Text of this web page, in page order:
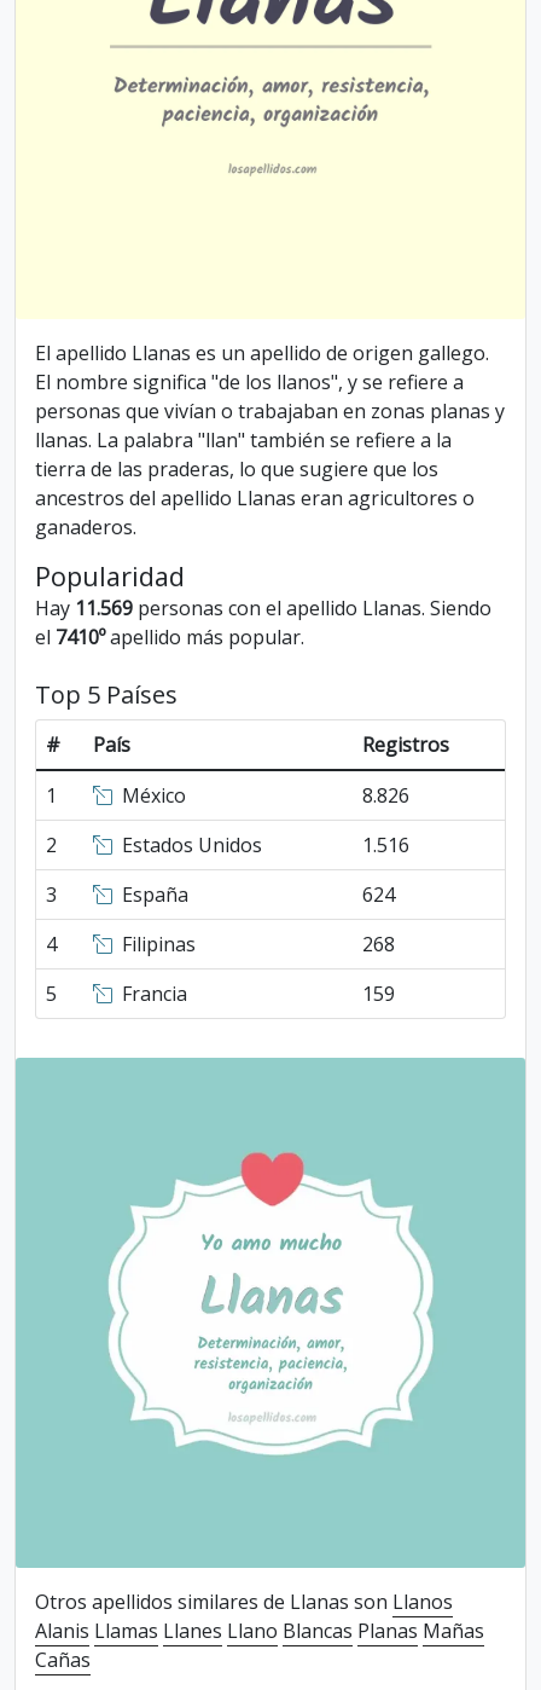
El apellido Llanas es un apellido de origen gallego.
El nombre significa "de los llanos", y se refiere a
personas que vivían o trabajaban en zonas planas y
llanas. La palabra "llan" también se refiere a la
tierra de las praderas, lo que sugiere que los
ancestros del apellido Llanas eran agricultores o
ganaderos.
Popularidad
Hay 11.569 personas con el apellido Llanas. Siendo
el 7410ºapellido más popular.
Top 5 Países
# País
Registros
1
México
8.826
2
Estados Unidos
1.516
3
España
624
4
Filipinas
268
5
Francia 159
Otros apellidos similares de Llanas son Llanos
Alanis Llamas Llanes Llano Blancas Planas Mañas
Cañas